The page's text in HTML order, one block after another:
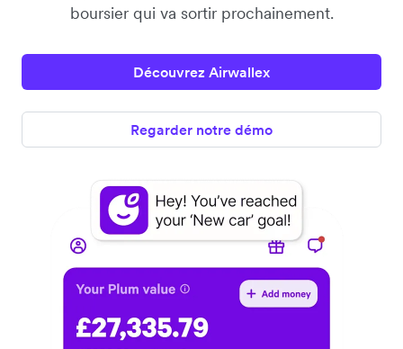
boursier qui va sortir prochainement.
Découvrez Airwallex
Regarder notre démo